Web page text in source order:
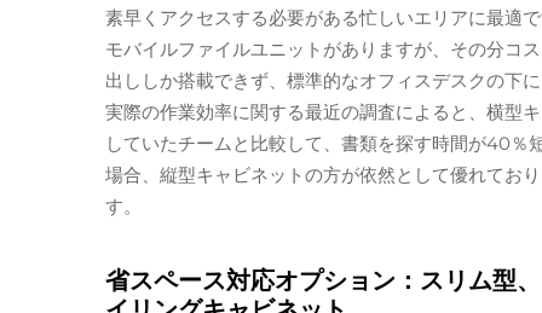
素早くアクセスする必要がある忙しいエリアに最適
モバイルファイルユニットがありますが、その分コ
出ししか搭載できず、標準的なオフィスデスクの下
実際の作業効率に関する最近の調査によると、横型
していたチームと比較して、書類を探す時間が40％
場合、縦型キャビネットの方が依然として優れてお
す。
省スペース対応オプション：スリム型